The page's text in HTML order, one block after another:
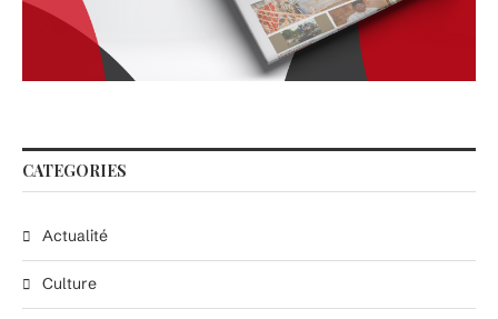
CATEGORIES
Actualité
Culture